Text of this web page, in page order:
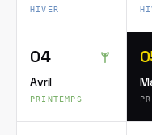
HIVER
04
Avril
PRINTEMPS